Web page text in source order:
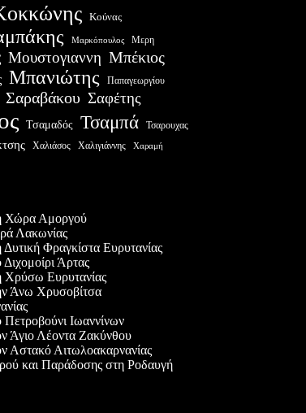
Κούνας
Μαρκόπουλος Μερη
Μουστογιαννη Μπέκιος
Μπανιώτης Παπαγεωργίου
Σαραβάκου Σαφέτης
Τσαμαδός Τσαμπά Τσαρουχας
Χαλιάσος Χαλιγιάννης Χαραμή
Χώρα Αμοργού
Λακωνίας
Φραγκίστα Ευρυτανίας
Άρτας
Χρύσω Ευρυτανίας
Άνω Χρυσοβίτσα
Ιωαννίνων
Άγιο Λέοντα Ζακύνθου
Αστακό Αιτωλοακαρνανίας
και Παράδοσης στη Ροδαυγή